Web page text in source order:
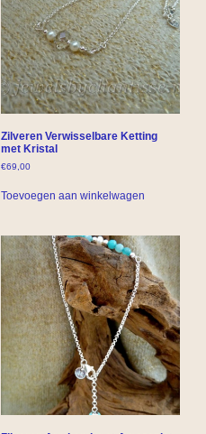
Zilveren Verwisselbare Ketting
met Kristal
€69,00
Toevoegen aan winkelwagen